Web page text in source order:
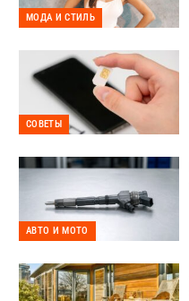
МОДА И СТИЛЬ
СОВЕТЫ
АВТО И МОТО